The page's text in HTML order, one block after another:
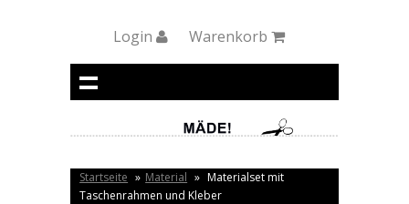
Login Warenkorb
Startseite » Material » Materialset mit
Taschenrahmen und Kleber